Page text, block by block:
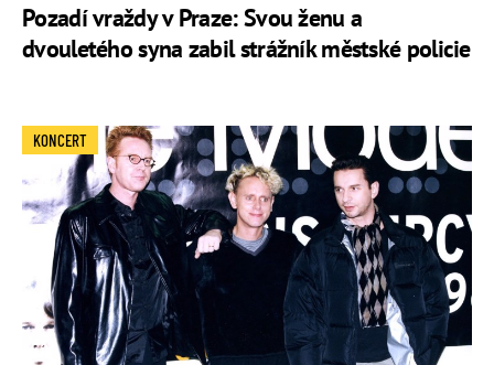
Pozadí vraždy v Praze: Svou ženu a
dvouletého syna zabil strážník městské policie
KONCERT